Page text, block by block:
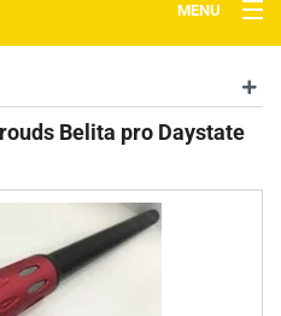
MENU
Belita pro Daystate